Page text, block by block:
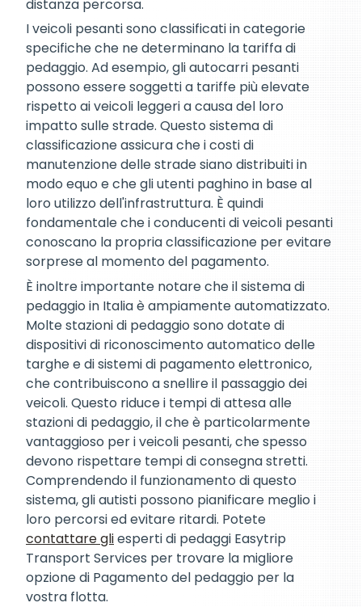
distanza percorsa.
I veicoli pesanti sono classificati in categorie
specifiche che ne determinano la tariffa di
pedaggio. Ad esempio, gli autocarri pesanti
possono essere soggetti a tariffe più elevate
rispetto ai veicoli leggeri a causa del loro
impatto sulle strade. Questo sistema di
classificazione assicura che i costi di
manutenzione delle strade siano distribuiti in
modo equo e che gli utenti paghino in base al
loro utilizzo dell'infrastruttura. È quindi
fondamentale che i conducenti di veicoli pesanti
conoscano la propria classificazione per evitare
sorprese al momento del pagamento.
È inoltre importante notare che il sistema di
pedaggio in Italia è ampiamente automatizzato.
Molte stazioni di pedaggio sono dotate di
dispositivi di riconoscimento automatico delle
targhe e di sistemi di pagamento elettronico,
che contribuiscono a snellire il passaggio dei
veicoli. Questo riduce i tempi di attesa alle
stazioni di pedaggio, il che è particolarmente
vantaggioso per i veicoli pesanti, che spesso
devono rispettare tempi di consegna stretti.
Comprendendo il funzionamento di questo
sistema, gli autisti possono pianificare meglio i
loro percorsi ed evitare ritardi. Potete
contattare gliesperti di pedaggi Easytrip
Transport Services per trovare la migliore
opzione di Pagamento del pedaggio per la
vostra flotta.